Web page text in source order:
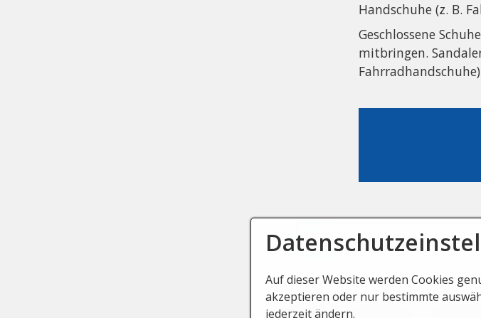
Handschuhe (z. B.
Geschlossene
mitbringen.
Startseite Impressum
Auf dieser Website werden Cookies
akzeptieren oder nur bestimmte
jederzeit ändern.